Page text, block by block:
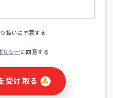
連する情報(当社及び第三者の
宣伝を含みますが、それらに
扱いに同意する
リシーに同意する
受け取る